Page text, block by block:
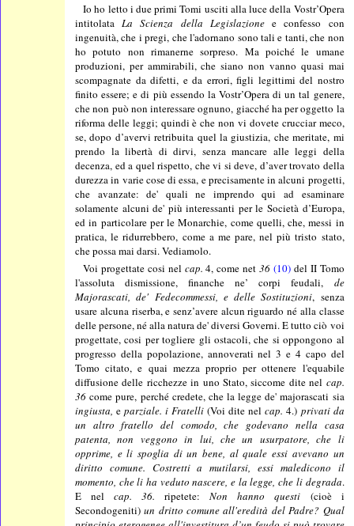
Io ho letto i due primi Tomi usciti alla luce della Vostr’Opera
intitolataLa Scienza della Legislazionee confesso con
ingenuità, che i pregi, che l'adornano sono tali e tanti, che non
ho potuto non rimanerne sorpreso. Ma poiché le umane
produzioni, per ammirabili, che siano non vanno quasi mai
scompagnate da difetti, e da errori, figli legittimi del nostro
finito essere; e di più essendo la Vostr’Opera di un tal genere,
che non può non interessare ognuno, giacché ha per oggetto la
riforma delle leggi; quindi è che non vi dovete crucciar meco,
se, dopo d’avervi retribuita quel la giustizia, che meritate, mi
prendo la libertà di dirvi, senza mancare alle leggi della
decenza, ed a quel rispetto, che vi si deve, d’aver trovato della
durezza in varie cose di essa, e precisamente in alcuni progetti,
che avanzate: de' quali ne imprendo qui ad esaminare
solamente alcuni de' più interessanti per le Società d’Europa,
ed in particolare per le Monarchie, come quelli, che, messi in
pratica, le ridurrebbero, come a me pare, nel più tristo stato,
che possa mai darsi. Vediamolo.
Voi progettate cosi nel cap.4, come net36 (10)del II Tomo
l'assoluta dismissione, finanche ne’ corpi feudali, de
Majorascati, de' Fedecommessi, e delle Sostituzioni, senza
usare alcuna riserba, e senz’avere alcun riguardo né alla classe
delle persone, né alla natura de' diversi Governi. E tutto ciò voi
progettate, cosi per togliere gli ostacoli, che si oppongono al
progresso della popolazione, annoverati nel 3 e 4 capo del
Tomo citato, e quai mezza proprio per ottenere l'equabile
diffusione delle ricchezze in uno Stato, siccome dite nel cap.
36 come pure, perché credete, che la legge de' majorascati sia
ingiusta,eparziale. i Fratelli (Voi dite nelcap. 4.) privati da
un altro fratello del comodo, che godevano nella casa
patenta, non veggono in lui, che un usurpatore, che li
opprime, e li spoglia di un bene, al quale essi avevano un
diritto comune. Costretti a mutilarsi, essi maledicono il
momento, che li ha veduto nascere, e la legge, che li degrada.
E nelcap. 36. ripetete:Non hanno questi (cioè i
Secondogeniti)un dritto comune all'eredità del Padre? Qual